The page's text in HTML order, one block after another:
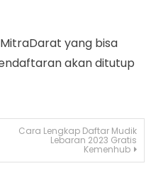
yang bisa
akan ditutup
Cara Lengkap Daftar Mudik
Lebaran 2023 Gratis
Kemenhub